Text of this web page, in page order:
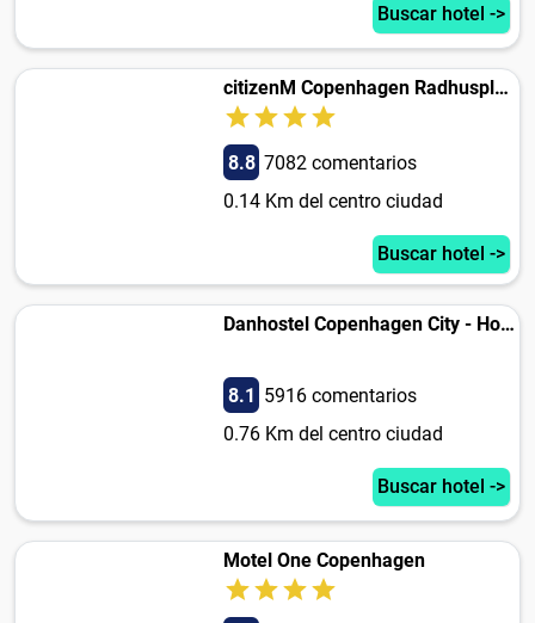
Buscar hotel ->
citizenM Copenhagen Radhuspladsen
8.8 7082 comentarios
0.14 Km del centro ciudad
Buscar hotel ->
Danhostel Copenhagen City - Hostel
8.1 5916 comentarios
0.76 Km del centro ciudad
Buscar hotel ->
Motel One Copenhagen